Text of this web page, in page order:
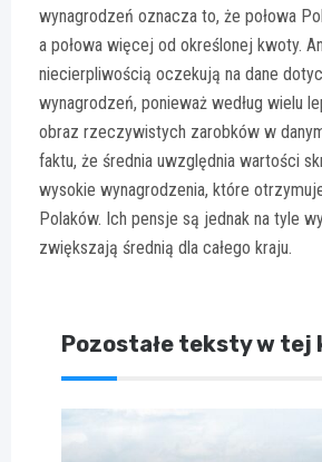
wynagrodzeń oznacza to, że połowa
a połowa więcej od określonej kwoty.
niecierpliwością oczekują na dane
wynagrodzeń, ponieważ według wielu
obraz rzeczywistych zarobków w
faktu, że średnia uwzględnia wartości
wysokie wynagrodzenia, które
Polaków. Ich pensje są jednak na tyle
zwiększają średnią dla całego kraju.
Pozostałe teksty w tej